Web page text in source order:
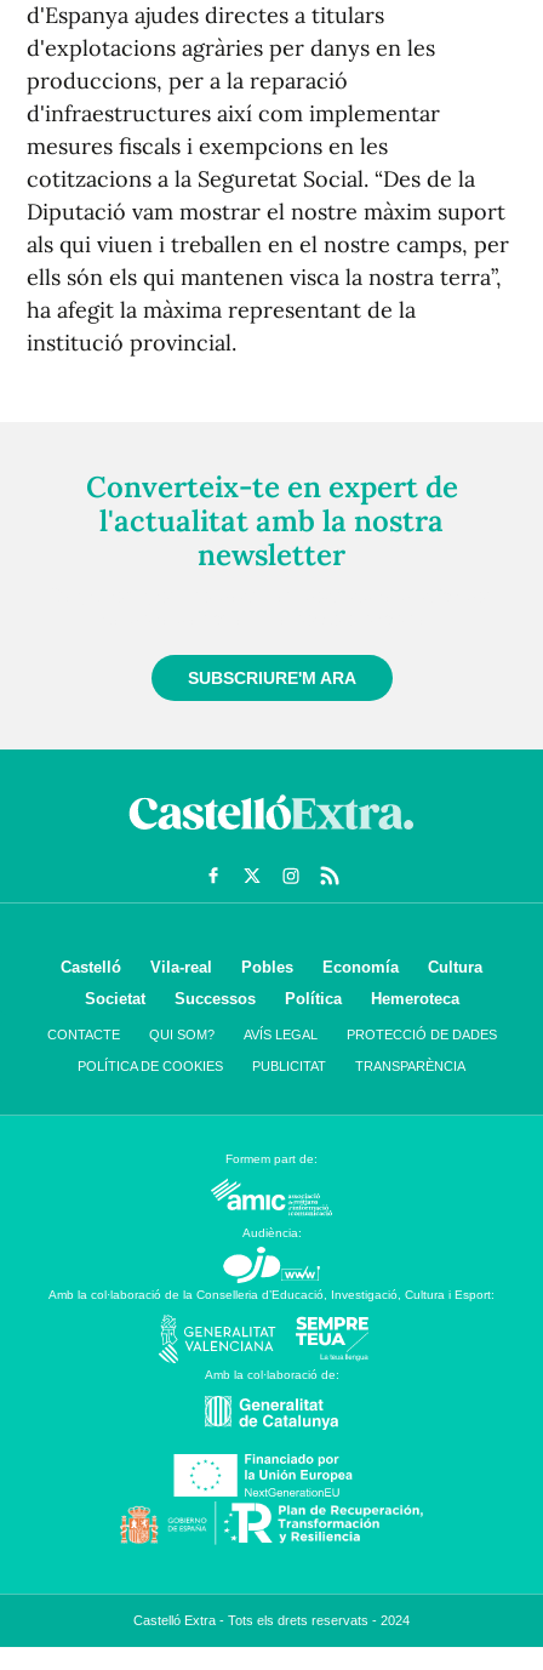
d'Espanya ajudes directes a titulars
d'explotacions agràries per danys en les
produccions, per a la reparació
d'infraestructures així com implementar
mesures fiscals i exempcions en les
cotitzacions a la Seguretat Social. “Des de la
Diputació vam mostrar el nostre màxim suport
als qui viuen i treballen en el nostre camps, per
ells són els qui mantenen visca la nostra terra”,
ha afegit la màxima representant de la
institució provincial.
Converteix-te en expert de
l'actualitat amb la nostra
newsletter
SUBSCRIURE'M ARA
Castelló Vila-real Pobles Economía
Cultura
Societat
Successos Política Hemeroteca
CONTACTE QUI SOM? AVÍS LEGAL PROTECCIÓ DE DADES
POLÍTICA DE COOKIES PUBLICITAT TRANSPARÈNCIA
Formem part de:
Audiència:
Amb la col·laboració de la Conselleria d’Educació, Investigació, Cultura i Esport:
Amb la col·laboració de:
Castelló Extra - Tots els drets reservats - 2024